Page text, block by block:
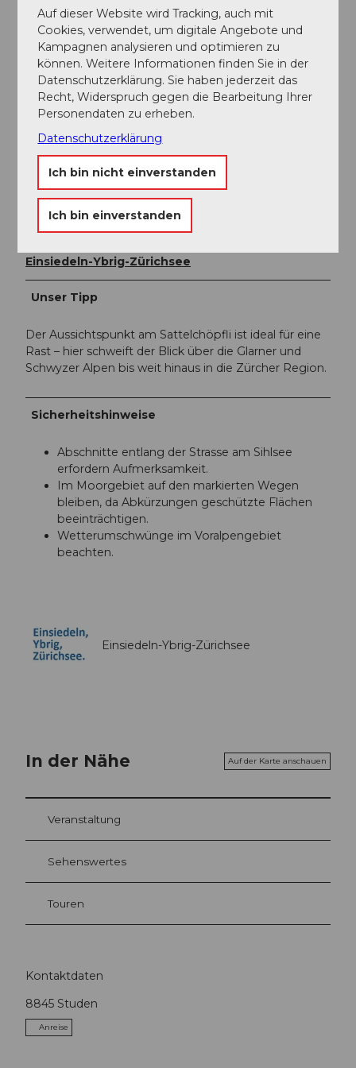
öffentliche Verkehr (Bus/PostAuto) in den Tarifzonen
679–685 kostenlos genutzt werden kann.
Anreise: Linie 553 ab Einsiedeln nach Studen.
Rückkehr: Ebenfalls Linie 553 (oder 552) von
Willerzell zurück.
Autor:in
Stefan Bisig
Organisation
Einsiedeln-Ybrig-Zürichsee
Unser Tipp
Der Aussichtspunkt am Sattelchöpfli ist ideal für eine
Rast – hier schweift der Blick über die Glarner und
Schwyzer Alpen bis weit hinaus in die Zürcher Region.
Sicherheitshinweise
Abschnitte entlang der Strasse am Sihlsee
erfordern Aufmerksamkeit.
Im Moorgebiet auf den markierten Wegen
bleiben, da Abkürzungen geschützte Flächen
beeinträchtigen.
Wetterumschwünge im Voralpengebiet
beachten.
Einsiedeln-Ybrig-Zürichsee
In der Nähe Auf der Karte anschauen
Veranstaltung
Sehenswertes
Touren
Kontaktdaten
8845 Studen
Anreise
Auf dieser Website wird Tracking, auch mit
Cookies, verwendet, um digitale Angebote und
Kampagnen analysieren und optimieren zu
können. Weitere Informationen finden Sie in der
Datenschutzerklärung. Sie haben jederzeit das
Recht, Widerspruch gegen die Bearbeitung Ihrer
Personendaten zu erheben.
Datenschutzerklärung
Ich bin nicht einverstanden
Ich bin einverstanden